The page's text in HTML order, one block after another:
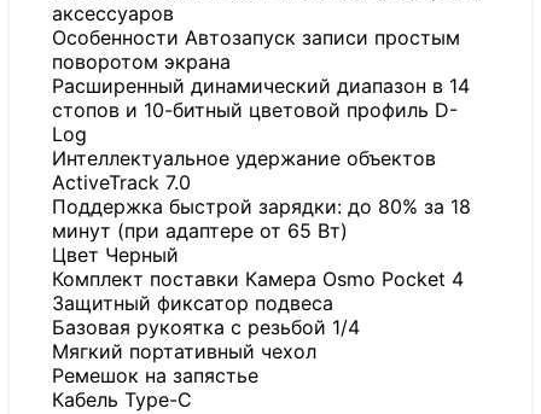
аксессуаров
Особенности Автозапуск записи простым
поворотом экрана
Расширенный динамический диапазон в 14
стопов и 10-битный цветовой профиль D-
Log
Интеллектуальное удержание объектов
ActiveTrack 7.0
Поддержка быстрой зарядки: до 80% за 18
минут (при адаптере от 65 Вт)
Цвет Черный
Комплект поставки Камера Osmo Pocket 4
Защитный фиксатор подвеса
Базовая рукоятка с резьбой 1/4
Мягкий портативный чехол
Ремешок на запястье
Кабель Type-C